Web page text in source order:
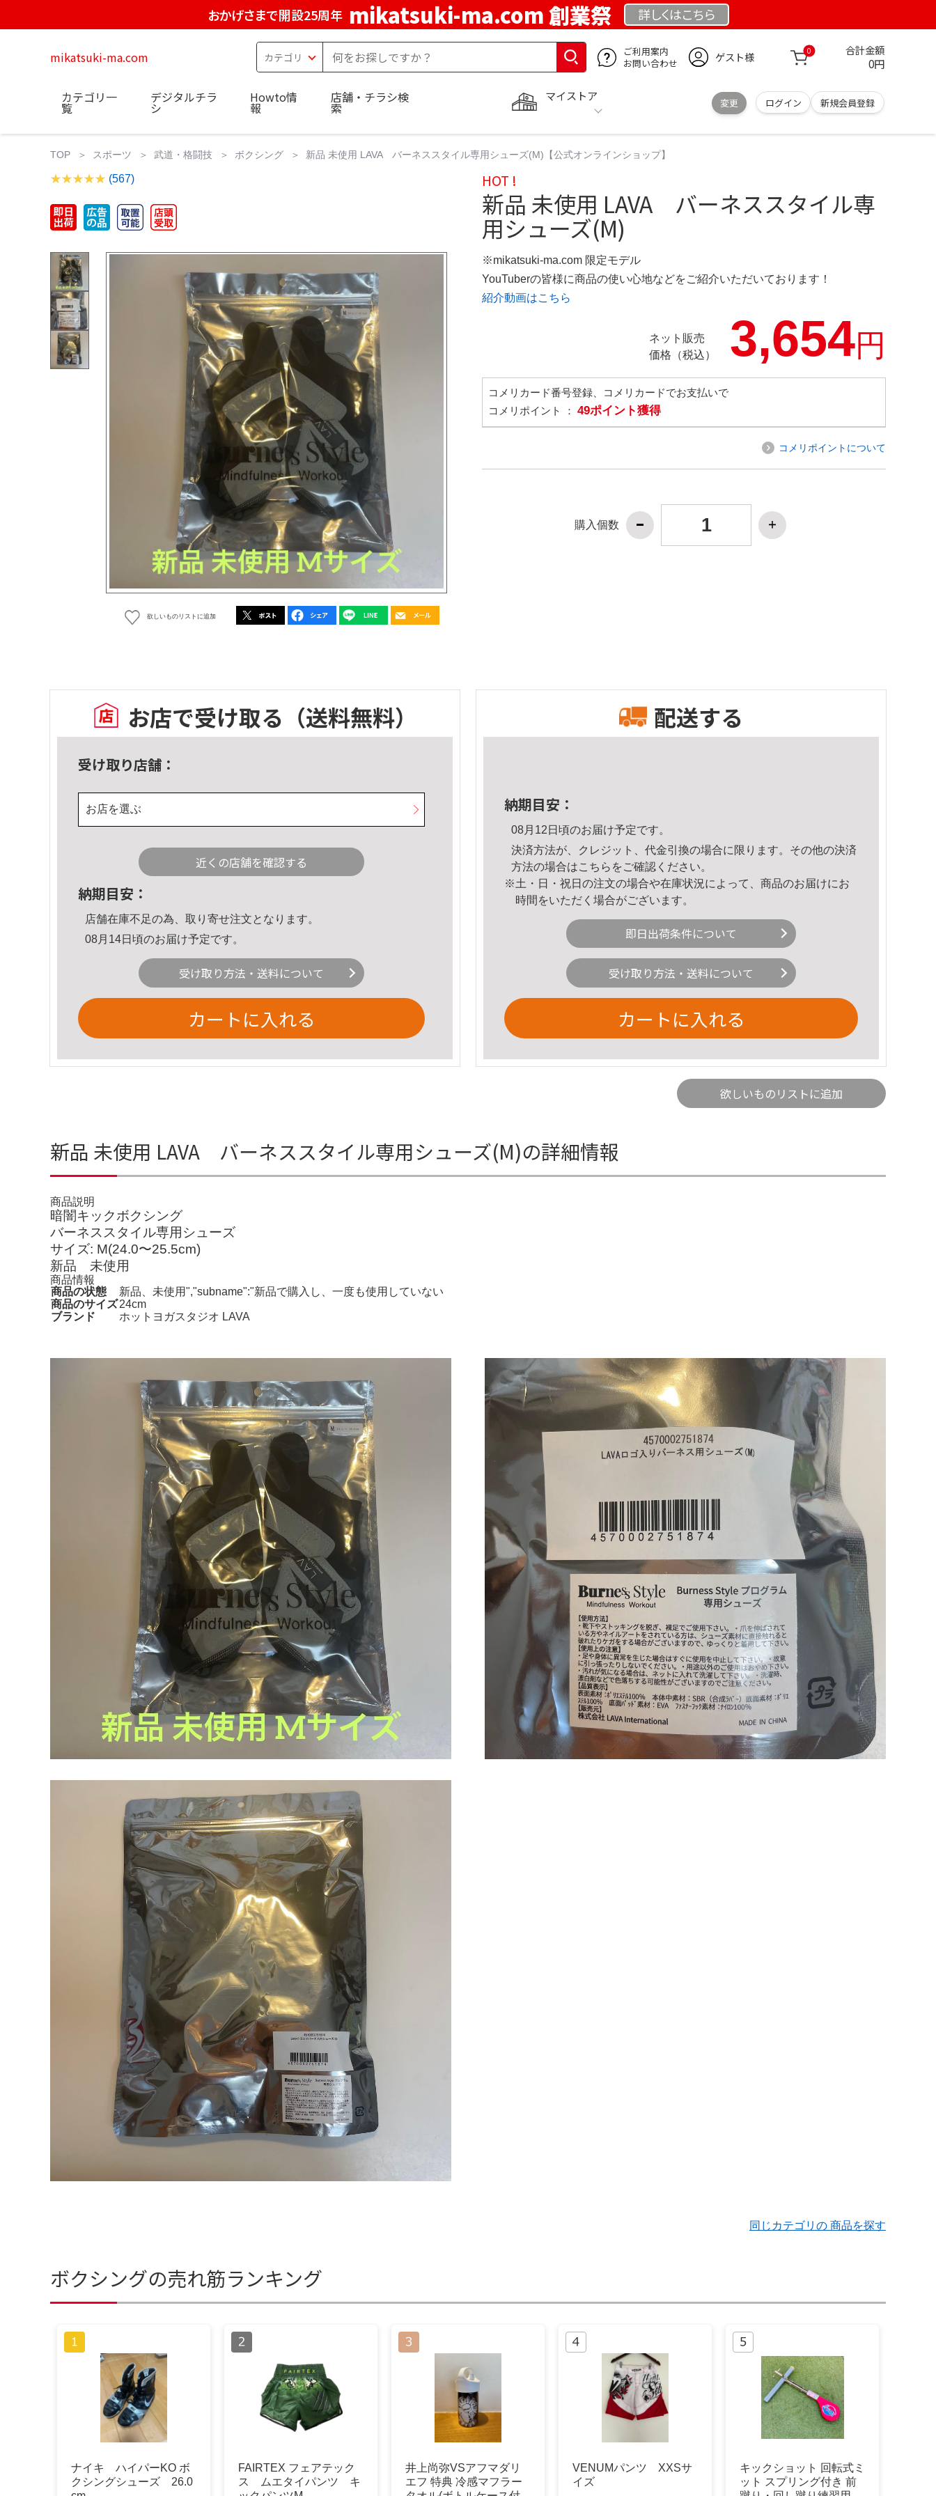
おかげさまで開設25周年 mikatsuki-ma.com 創業祭 詳しくはこちら
mikatsuki-ma.com
ご利用案内
お問い合わせ
ゲスト様 0 合計金額
0円
マイストア
変更 ログイン 新規会員登録
カテゴリ一
覧
デジタルチラ
シ
Howto情
報
店舗・チラシ検
索
TOP スポーツ 武道・格闘技 ボクシング 新品 未使用 LAVA バーネススタイル専用シューズ(M)【公式オンラインショップ】
(567)
欲しいものリストに追加
HOT !
新品 未使用 LAVA バーネススタイル専
用シューズ(M)
※mikatsuki-ma.com 限定モデル
YouTuberの皆様に商品の使い心地などをご紹介いただいております！
紹介動画はこちら
ネット販売
価格（税込）
3,654円
コメリカード番号登録、コメリカードでお支払いで
コメリポイント ： 49ポイント獲得
コメリポイントについて
購入個数
お店で受け取る （送料無料）
受け取り店舗：
お店を選ぶ
近くの店舗を確認する
納期目安：
店舗在庫不足の為、取り寄せ注文となります。
08月14日頃のお届け予定です。
受け取り方法・送料について
カートに入れる
配送する
納期目安：
08月12日頃のお届け予定です。
決済方法が、クレジット、代金引換の場合に限ります。その他の決済
方法の場合はこちら をご確認ください。
※土・日・祝日の注文の場合や在庫状況によって、商品のお届けにお
時間をいただく場合がございます。
即日出荷条件について
受け取り方法・送料について
カートに入れる
欲しいものリストに追加
新品 未使用 LAVA バーネススタイル専用シューズ(M)の詳細情報
商品説明
暗闇キックボクシング
バーネススタイル専用シューズ
サイズ: M(24.0〜25.5cm)
新品 未使用
商品情報
商品の状態
新品、未使用","subname":"新品で購入し、一度も使用していない
商品のサイズ24cm
ブランド
ホットヨガスタジオ LAVA
同じカテゴリの 商品を探す
ボクシングの売れ筋ランキング
ナイキ ハイパーKO ボ
クシングシューズ 26.0
FAIRTEX フェアテック
ス ムエタイパンツ キ
井上尚弥VSアフマダリ
エフ 特典 冷感マフラー
VENUMパンツ XXSサ
イズ
キックショット 回転式ミ
ット スプリング付き 前